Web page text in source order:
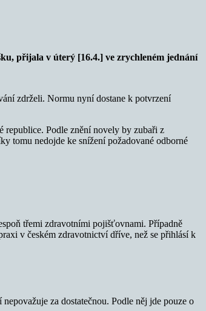
přijala v úterý [16.4.] ve zrychleném jednání
zdrželi. Normu nyní dostane k potvrzení
republice. Podle znění novely by zubaři z
tomu nedojde ke snížení požadované odborné
třemi zdravotními pojišťovnami. Případně
v českém zdravotnictví dříve, než se přihlásí k
za dostatečnou. Podle něj jde pouze o